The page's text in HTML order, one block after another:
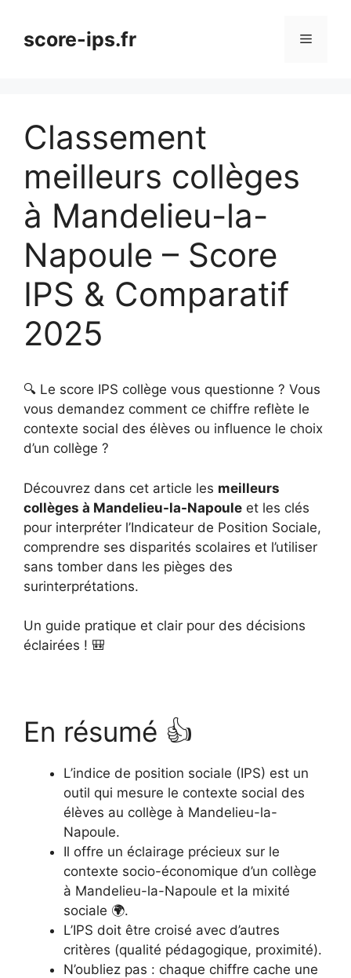
contenuscore-ips.fr Menu
Classement
meilleurs collèges
à Mandelieu-la-
Napoule – Score
IPS & Comparatif
2025
🔍 Le score IPS collège vous questionne ? Vous
vous demandez comment ce chiffre reflète le
contexte social des élèves ou influence le choix
d’un collège ?
Découvrez dans cet article les meilleurs
collèges à Mandelieu-la-Napoule et les clés
pour interpréter l’Indicateur de Position Sociale,
comprendre ses disparités scolaires et l’utiliser
sans tomber dans les pièges des
surinterprétations.
Un guide pratique et clair pour des décisions
éclairées ! 🎒
En résumé 👍
L’indice de position sociale (IPS) est un
outil qui mesure le contexte social des
élèves au collège à Mandelieu-la-
Napoule.
Il offre un éclairage précieux sur le
contexte socio-économique d’un collège
à Mandelieu-la-Napoule et la mixité
sociale 🌍.
L’IPS doit être croisé avec d’autres
critères (qualité pédagogique, proximité).
N’oubliez pas : chaque chiffre cache une